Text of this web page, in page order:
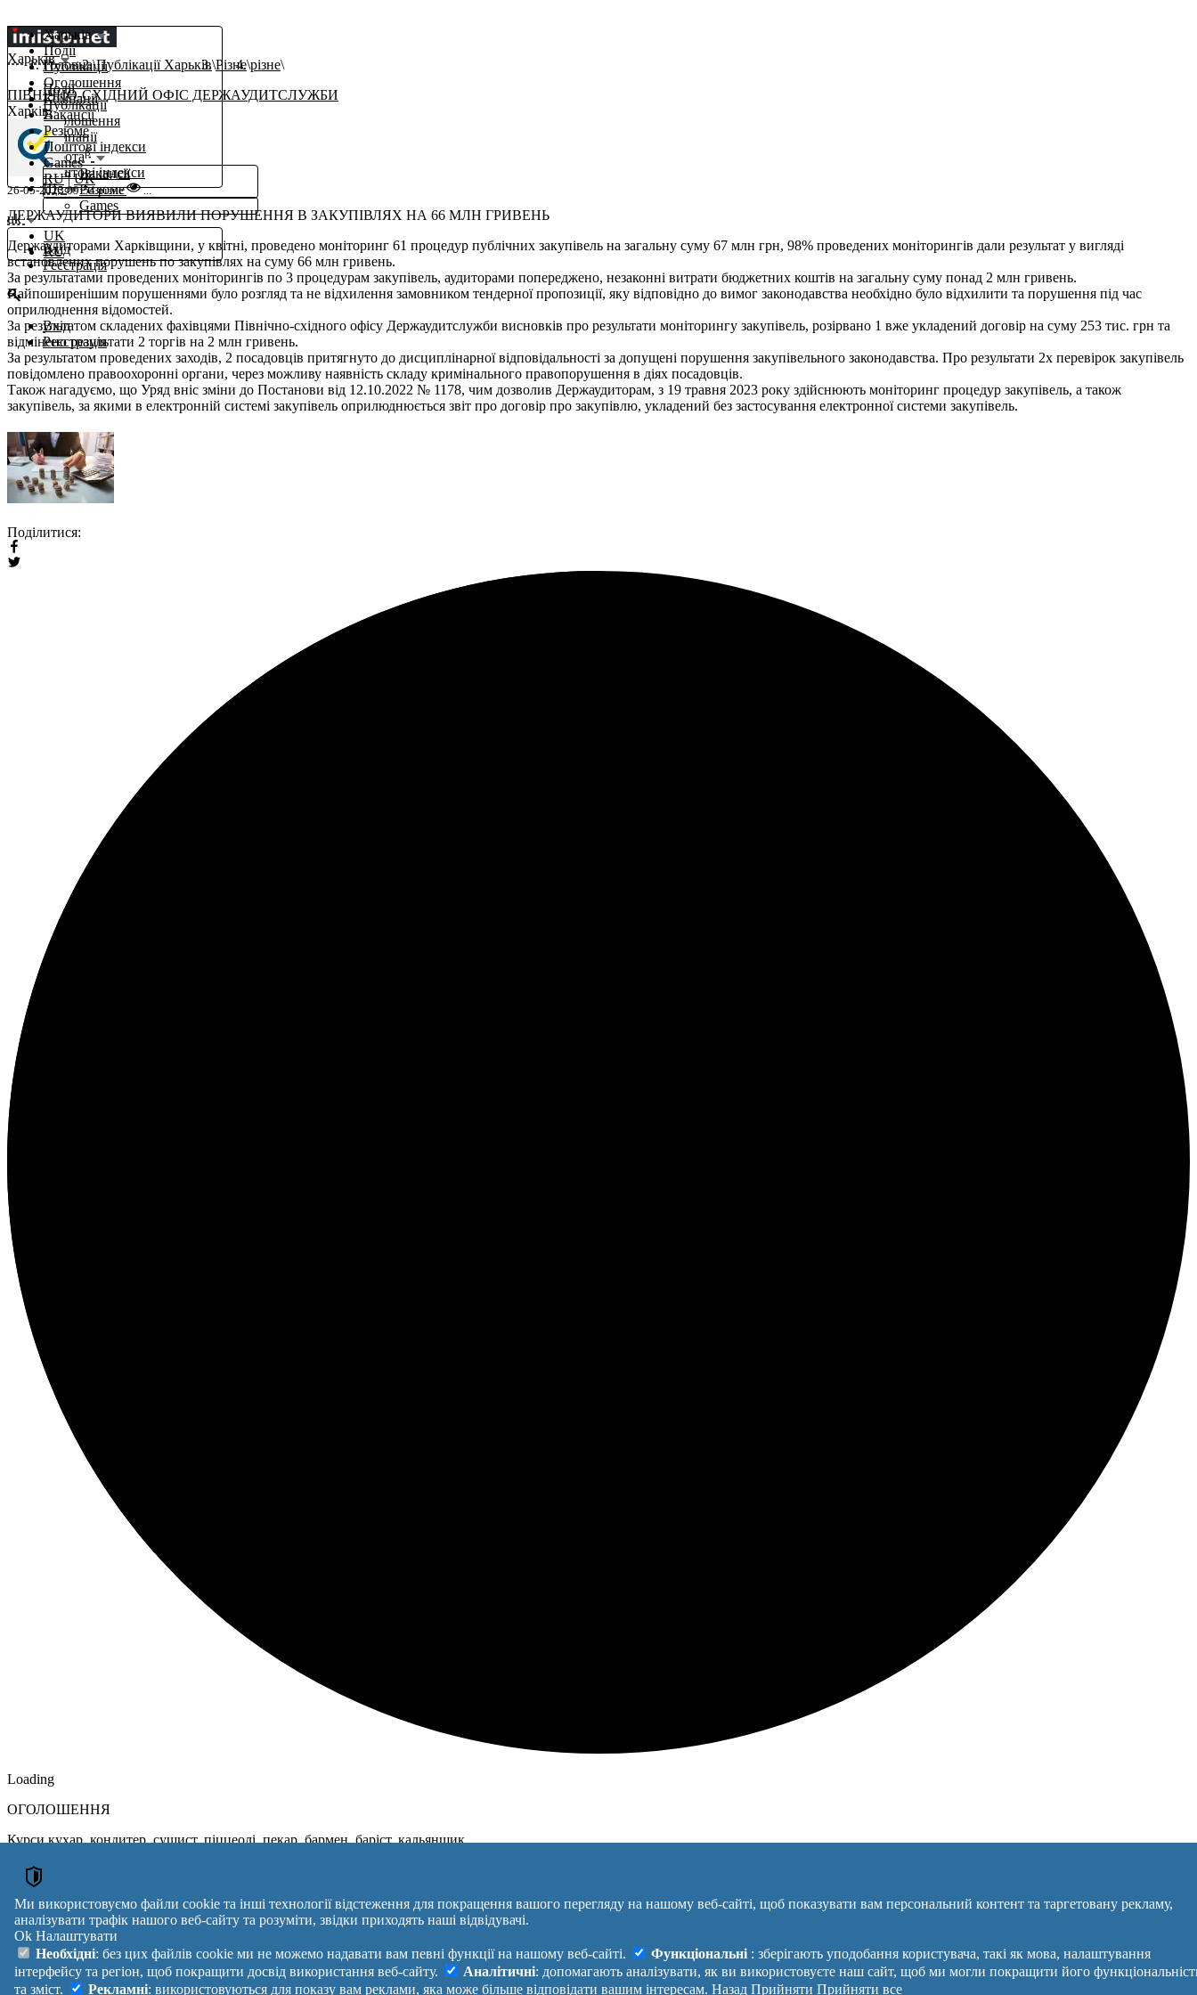
Харьків
Події
Публікації
Оголошення
Компанії
Вакансії
Резюме
Поштові індекси
Games
RU|UK
Харьків
Події
Публікації
Оголошення
Компанії
Роботаβ
Вакансії
Резюме
Поштові індекси
Ще
Games
uk
UK
RU
Вхід
Реєстрація
Вхід
Реєстрація
Головна Публікації Харьків Різне різне
ПІВНІЧНО-СХІДНИЙ ОФІС ДЕРЖАУДИТСЛУЖБИ
Харків,
26-05-2023 09:54різне ...
ДЕРЖАУДИТОРИ ВИЯВИЛИ ПОРУШЕННЯ В ЗАКУПІВЛЯХ НА 66 МЛН ГРИВЕНЬ
Держаудиторами Харківщини, у квітні, проведено моніторинг 61 процедур публічних закупівель на загальну суму 67 млн грн, 98% проведених моніторингів дали результат у вигляді
встановлених порушень по закупівлях на суму 66 млн гривень.
За результатами проведених моніторингів по 3 процедурам закупівель, аудиторами попереджено, незаконні витрати бюджетних коштів на загальну суму понад 2 млн гривень.
Найпоширенішим порушеннями було розгляд та не відхилення замовником тендерної пропозиції, яку відповідно до вимог законодавства необхідно було відхилити та порушення під час
оприлюднення відомостей.
За результатом складених фахівцями Північно-східного офісу Держаудитслужби висновків про результати моніторингу закупівель, розірвано 1 вже укладений договір на суму 253 тис. грн та
відмінено результати 2 торгів на 2 млн гривень.
За результатом проведених заходів, 2 посадовців притягнуто до дисциплінарної відповідальності за допущені порушення закупівельного законодавства. Про результати 2х перевірок закупівель
повідомлено правоохоронні органи, через можливу наявність складу кримінального правопорушення в діях посадовців.
Також нагадуємо, що Уряд вніс зміни до Постанови від 12.10.2022 № 1178, чим дозволив Держаудиторам, з 19 травня 2023 року здійснюють моніторинг процедур закупівель, а також
закупівель, за якими в електронній системі закупівель оприлюднюється звіт про договір про закупівлю, укладений без застосування електронної системи закупівель.
Поділитися:
Loading
ОГОЛОШЕННЯ
Курси кухар, кондитер, сушист, піццеолі, пекар, бармен, баріст, кальянщик
Перевозки Харьков переезды.
Харьков Перевозка.
Оголошення →
reklama
Правила
Допомога
Платні послуги
Політика конфіденційності
Маніфест
Про проект
Зворотній зв'язок
Україна
Увійти|Вихід
Ми використовуємо файли cookie та інші технології відстеження для покращення вашого перегляду на нашому веб-сайті, щоб показувати вам персональний контент та таргетовану рекламу,
аналізувати трафік нашого веб-сайту та розуміти, звідки приходять наші відвідувачі.
Ok Налаштувати
Необхідні: без цих файлів cookie ми не можемо надавати вам певні функції на нашому веб-сайті. Функціональні : зберігають уподобання користувача, такі як мова, налаштування
інтерфейсу та регіон, щоб покращити досвід використання веб-сайту.
Аналітичні: допомагають аналізувати, як ви використовуєте наш сайт, щоб ми могли покращити його
та зміст.
Рекламні: використовуються для показу вам реклами, яка може більше відповідати вашим інтересам. Назад Прийняти Прийняти все